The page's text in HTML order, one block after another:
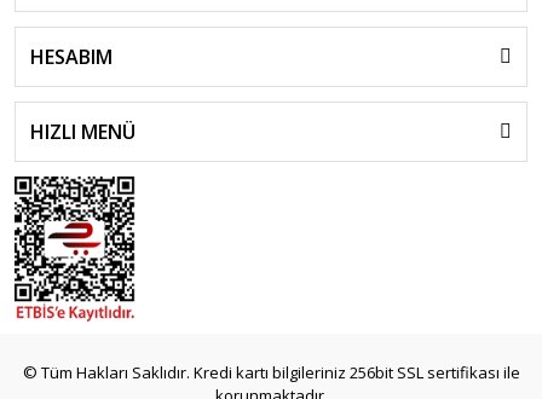
HESABIM
HIZLI MENÜ
© Tüm Hakları Saklıdır. Kredi kartı bilgileriniz 256bit SSL sertifikası ile